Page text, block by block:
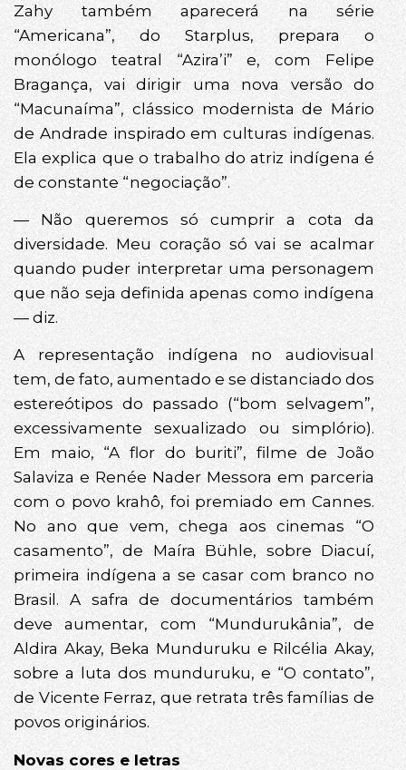
Zahy também aparecerá na série
“Americana”, do Starplus, prepara o
monólogo teatral “Azira’i” e, com Felipe
Bragança, vai dirigir uma nova versão do
“Macunaíma”, clássico modernista de Mário
de Andrade inspirado em culturas indígenas.
Ela explica que o trabalho do atriz indígena é
de constante “negociação”.
— Não queremos só cumprir a cota da
diversidade. Meu coração só vai se acalmar
quando puder interpretar uma personagem
que não seja definida apenas como indígena
— diz.
A representação indígena no audiovisual
tem, de fato, aumentado e se distanciado dos
estereótipos do passado (“bom selvagem”,
excessivamente sexualizado ou simplório).
Em maio, “A flor do buriti”, filme de João
Salaviza e Renée Nader Messora em parceria
com o povo krahô, foi premiado em Cannes.
No ano que vem, chega aos cinemas “O
casamento”, de Maíra Bühle, sobre Diacuí,
primeira indígena a se casar com branco no
Brasil. A safra de documentários também
deve aumentar, com “Mundurukânia”, de
Aldira Akay, Beka Munduruku e Rilcélia Akay,
sobre a luta dos munduruku, e “O contato”,
de Vicente Ferraz, que retrata três famílias de
povos originários.
Novas cores e letras